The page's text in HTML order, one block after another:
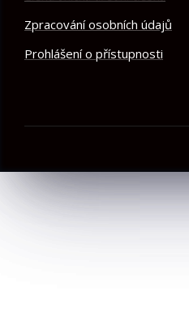
Zpracování osobních údajů
Prohlášení o přístupnosti